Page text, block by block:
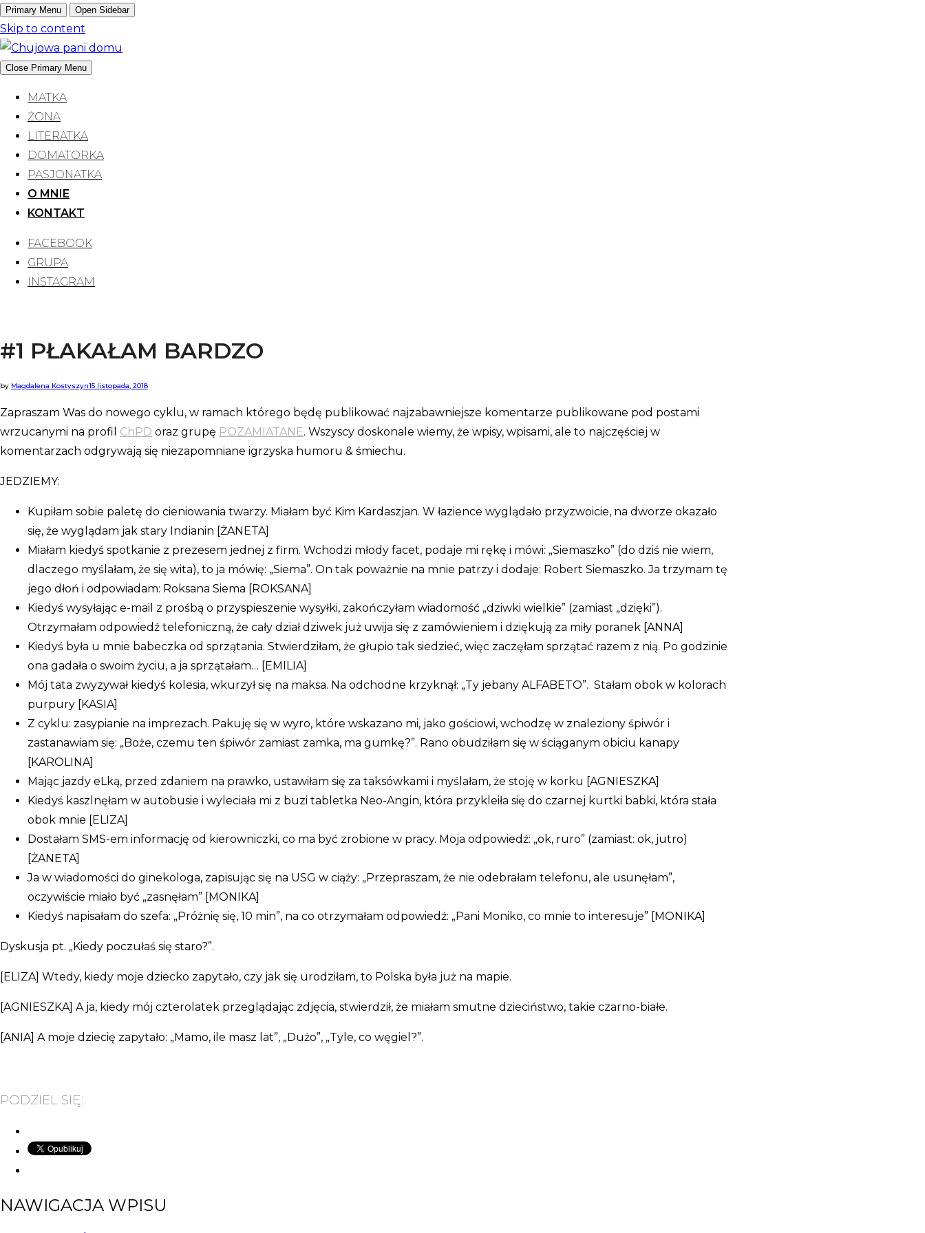
Primary Menu Open Sidebar
Skip to content
Chujowa pani
domu
CHPD
Close Primary Menu
MATKA
ŻONA
LITERATKA
DOMATORKA
PASJONATKA
O MNIE
KONTAKT
FACEBOOK
GRUPA
INSTAGRAM
#1 PŁAKAŁAM BARDZO
by Magdalena Kostyszyn15 listopada, 2018
Zapraszam Was do nowego cyklu, w ramach którego będę publikować najzabawniejsze komentarze publikowane pod postami
wrzucanymi na profil ChPD oraz grupę POZAMIATANE. Wszyscy doskonale wiemy, że wpisy, wpisami, ale to najczęściej w
komentarzach odgrywają się niezapomniane igrzyska humoru & śmiechu.
JEDZIEMY:
Kupiłam sobie paletę do cieniowania twarzy. Miałam być Kim Kardaszjan. W łazience wyglądało przyzwoicie, na dworze okazało
się, że wyglądam jak stary Indianin [ŻANETA]
Miałam kiedyś spotkanie z prezesem jednej z firm. Wchodzi młody facet, podaje mi rękę i mówi: „Siemaszko” (do dziś nie wiem,
dlaczego myślałam, że się wita), to ja mówię: „Siema”. On tak poważnie na mnie patrzy i dodaje: Robert Siemaszko. Ja trzymam tę
jego dłoń i odpowiadam: Roksana Siema [ROKSANA]
Kiedyś wysyłając e-mail z prośbą o przyspieszenie wysyłki, zakończyłam wiadomość „dziwki wielkie” (zamiast „dzięki”).
Otrzymałam odpowiedź telefoniczną, że cały dział dziwek już uwija się z zamówieniem i dziękują za miły poranek [ANNA]
Kiedyś była u mnie babeczka od sprzątania. Stwierdziłam, że głupio tak siedzieć, więc zaczęłam sprzątać razem z nią. Po godzinie
ona gadała o swoim życiu, a ja sprzątałam… [EMILIA]
Mój tata zwyzywał kiedyś kolesia, wkurzył się na maksa. Na odchodne krzyknął: „Ty jebany ALFABETO”. Stałam obok w kolorach
purpury [KASIA]
Z cyklu: zasypianie na imprezach. Pakuję się w wyro, które wskazano mi, jako gościowi, wchodzę w znaleziony śpiwór i
zastanawiam się: „Boże, czemu ten śpiwór zamiast zamka, ma gumkę?”. Rano obudziłam się w ściąganym obiciu kanapy
[KAROLINA]
Mając jazdy eLką, przed zdaniem na prawko, ustawiłam się za taksówkami i myślałam, że stoję w korku [AGNIESZKA]
Kiedyś kaszlnęłam w autobusie i wyleciała mi z buzi tabletka Neo-Angin, która przykleiła się do czarnej kurtki babki, która stała
obok mnie [ELIZA]
Dostałam SMS-em informację od kierowniczki, co ma być zrobione w pracy. Moja odpowiedź: „ok, ruro” (zamiast: ok, jutro)
[ŻANETA]
Ja w wiadomości do ginekologa, zapisując się na USG w ciąży: „Przepraszam, że nie odebrałam telefonu, ale usunęłam”,
oczywiście miało być „zasnęłam” [MONIKA]
Kiedyś napisałam do szefa: „Próżnię się, 10 min”, na co otrzymałam odpowiedź: „Pani Moniko, co mnie to interesuje” [MONIKA]
Dyskusja pt. „Kiedy poczułaś się staro?”.
[ELIZA] Wtedy, kiedy moje dziecko zapytało, czy jak się urodziłam, to Polska była już na mapie.
[AGNIESZKA] A ja, kiedy mój czterolatek przeglądając zdjęcia, stwierdził, że miałam smutne dzieciństwo, takie czarno-białe.
[ANIA] A moje dziecię zapytało: „Mamo, ile masz lat”, „Dużo”, „Tyle, co węgiel?”.
PODZIEL SIĘ:
NAWIGACJA WPISU